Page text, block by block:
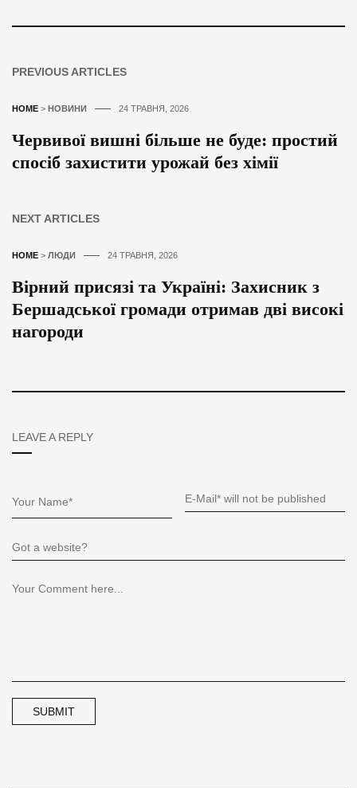
PREVIOUS ARTICLES
HOME > НОВИНИ 24 ТРАВНЯ, 2026
Червивої вишні більше не буде: простий
спосіб захистити урожай без хімії
NEXT ARTICLES
HOME > ЛЮДИ 24 ТРАВНЯ, 2026
Вірний присязі та Україні: Захисник з
Бершадської громади отримав дві високі
нагороди
LEAVE A REPLY